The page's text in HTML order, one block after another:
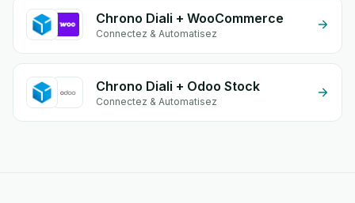
Chrono Diali + WooCommerce
Connectez & Automatisez
Chrono Diali + Odoo Stock
Connectez & Automatisez